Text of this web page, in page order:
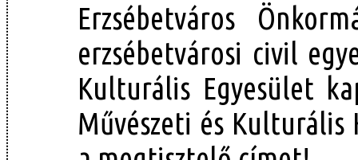
Erzsébetváros
erzsébetvárosi civil
Kulturális Egyesület
Művészeti és